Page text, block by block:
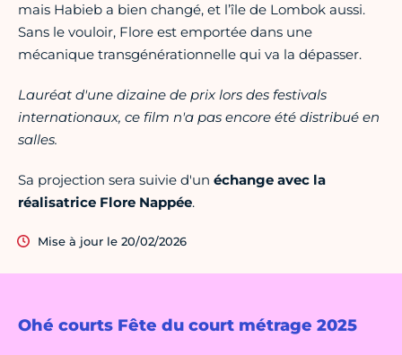
Ohé courts Fête du court métrage 2025
mais Habieb a bien changé, et l’île de Lombok aussi.
Sans le vouloir, Flore est emportée dans une
mécanique transgénérationnelle qui va la dépasser.
Lauréat d'une dizaine de prix lors des festivals
internationaux, ce film n'a pas encore été distribué en
salles.
Sa projection sera suivie d'un échange avec la
réalisatrice Flore Nappée.
Mise à jour le 20/02/2026